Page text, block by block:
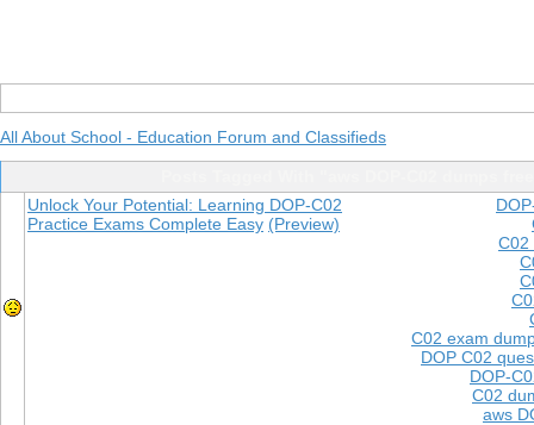
All About School - Education Forum and Classifieds
C02
C02 exam
DOP C02
DOP-
C02
aws
Unlock Your Potential: Learning DOP-C02
Practice Exams Complete Easy (Preview)